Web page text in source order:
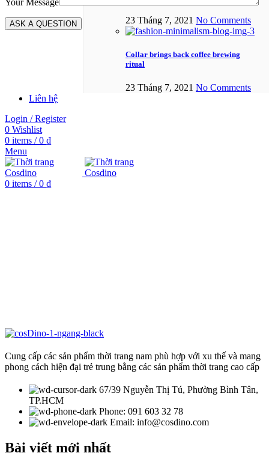
23 Tháng 7, 2021 No Comments
Collar brings back coffee brewing
ritual
23 Tháng 7, 2021 No Comments
Liên hệ
Login / Register
0 Wishlist
0 items / 0 ₫
Menu
0 items / 0 ₫
Your Message
Cung cấp các sản phẩm thời trang nam phù hợp với xu thế và mang
phong cách hiện đại trẻ trung bằng các sản phẩm thời trang cao cấp
67/39 Nguyễn Thị Tú, Phường Bình Tân,
TP.HCM
Phone: 091 603 32 78
Email: info@cosdino.com
Bài viết mới nhất